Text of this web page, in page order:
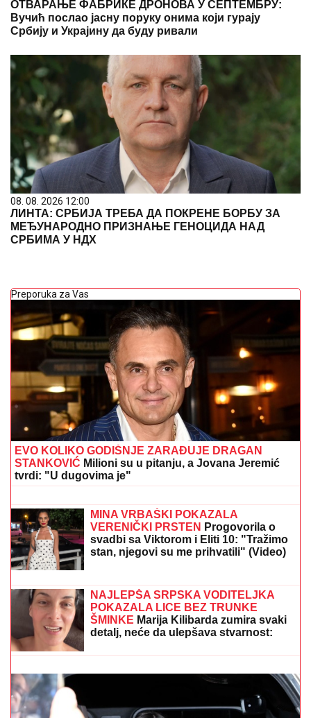
ОТВАРАЊЕ ФАБРИКЕ ДРОНОВА У СЕПТЕМБРУ:
Вучић послао јасну поруку онима који гурају
Србију и Украјину да буду ривали
08. 08. 2026 12:00
ЛИНТА: СРБИЈА ТРЕБА ДА ПОКРЕНЕ БОРБУ ЗА
МЕЂУНАРОДНО ПРИЗНАЊЕ ГЕНОЦИДА НАД
СРБИМА У НДХ
Preporuka za Vas
EVO KOLIKO GODIŠNJE ZARAĐUJE DRAGAN
STANKOVIĆ Milioni su u pitanju, a Jovana Jeremić
tvrdi: "U dugovima je"
jedan američki general u Evropi HITNO
SMENjEN – Pentagon povukao
drastičan potez usred tenzija!
svadbi sa Viktorom i Eliti 10: "Tražimo
stan, njegovi su me prihvatili" (Video)